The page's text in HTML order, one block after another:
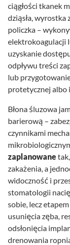
ciągłości tkanek
dziąsła, wyrostka
policzka –
elektrokoagulacji
uzyskanie
odpływu treści
lub
protetycznej albo
Błona śluzowa
barierową –
czynnikami
zaplanowane
zakażenia, a
widoczność i
stomatologii
sobie, lecz
usunięcia zęba,
odsłonięcia
drenowania